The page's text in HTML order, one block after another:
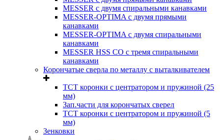
MESSER с двумя спиральными канавками
MESSER-OPTIMA с двумя прямыми
канавками
MESSER-OPTIMA с двумя спиральными
канавками
MESSER HSS CО с тремя спиральными
канавками
Корончатые сверла по металлу c выталкивателем
ТСТ коронки с центратором и пружиной (25
мм)
Зап.части для корончатых сверел
ТСТ коронки с центратором и пружиной (5
мм)
Зенковки